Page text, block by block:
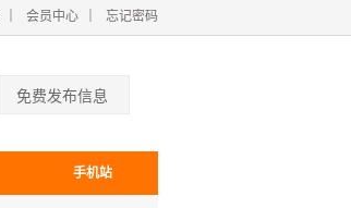
会员中心 忘记密码
免费发布信息
手机站